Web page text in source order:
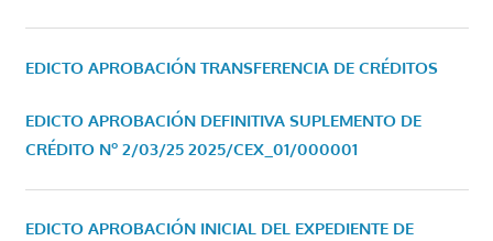
EDICTO APROBACIÓN TRANSFERENCIA DE CRÉDITOS
EDICTO APROBACIÓN DEFINITIVA SUPLEMENTO DE
CRÉDITO Nº 2/03/25 2025/CEX_01/000001
EDICTO APROBACIÓN INICIAL DEL EXPEDIENTE DE